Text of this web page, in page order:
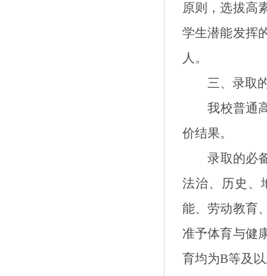
原则，选拔高
学生潜能发挥
人。
三、录取
我校普通
价结果。
录取的必
法治、历史、
能、劳动教育
准予体育与健
育均为B等及